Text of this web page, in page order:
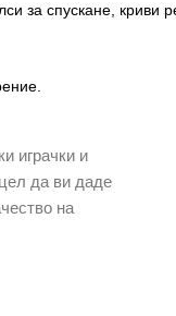
за спускане,
играчки и
да ви даде
на